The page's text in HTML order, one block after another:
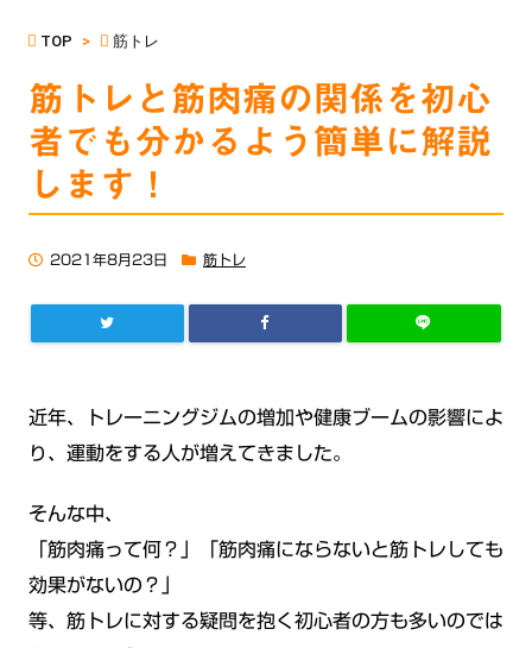
TOP > 筋トレ
筋トレと筋肉痛の関係を初心
者でも分かるよう簡単に解説
します！
2021年8月23日 筋トレ
近年、トレーニングジムの増加や健康ブームの影響によ
り、運動をする人が増えてきました。
そんな中、
「筋肉痛って何？」「筋肉痛にならないと筋トレしても
効果がないの？」
等、筋トレに対する疑問を抱く初心者の方も多いのでは